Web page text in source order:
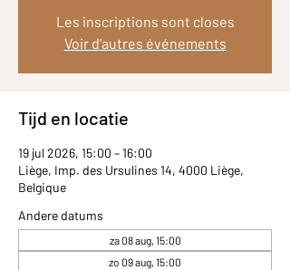
Les inscriptions sont closes
Voir d'autres événements
Tijd en locatie
19 jul 2026, 15:00 – 16:00
Liège, Imp. des Ursulines 14, 4000 Liège,
Belgique
Andere datums
za 08 aug, 15:00
zo 09 aug, 15:00